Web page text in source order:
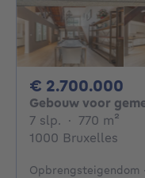
€ 2.700.000
Gebouw voor
7 slp. 7 slaapkamers
· 770 m²
1000 Bruxelles
Opbrengsteigendom